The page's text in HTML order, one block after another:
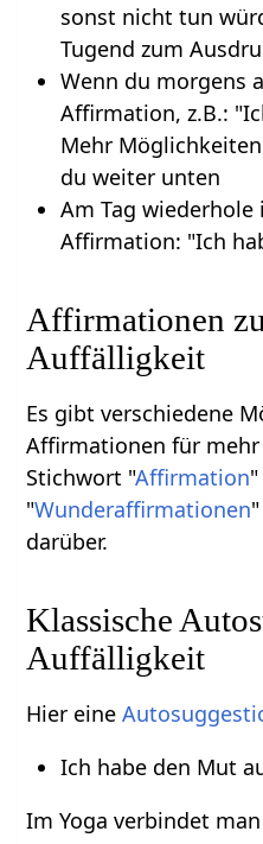
sonst nicht tun
Tugend zum
Wenn du morgens
Affirmation, z.B.:
Mehr
du weiter unten
Am Tag
Affirmation: "Ich
Affirmationen
Auffälligkeit
Es gibt verschiedene
Affirmationen für
Stichwort "Affirmation
"Wunderaffirmationen
darüber.
Klassische
Auffälligkeit
Hier eine
Ich habe den Mut
Im Yoga verbindet